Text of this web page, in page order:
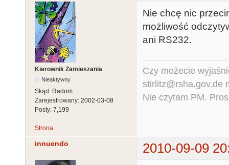
Kierownik Zamieszania
Nieaktywny
Skąd: Radom
Zarejestrowany: 2002-03-08
Posty: 7,199
Nie chcę nic
możliwość
ani RS232.
Czy możecie
stirlitz@rsha.gov.de
Nie czytam PM.
Strona
innuendo 2010-09-09